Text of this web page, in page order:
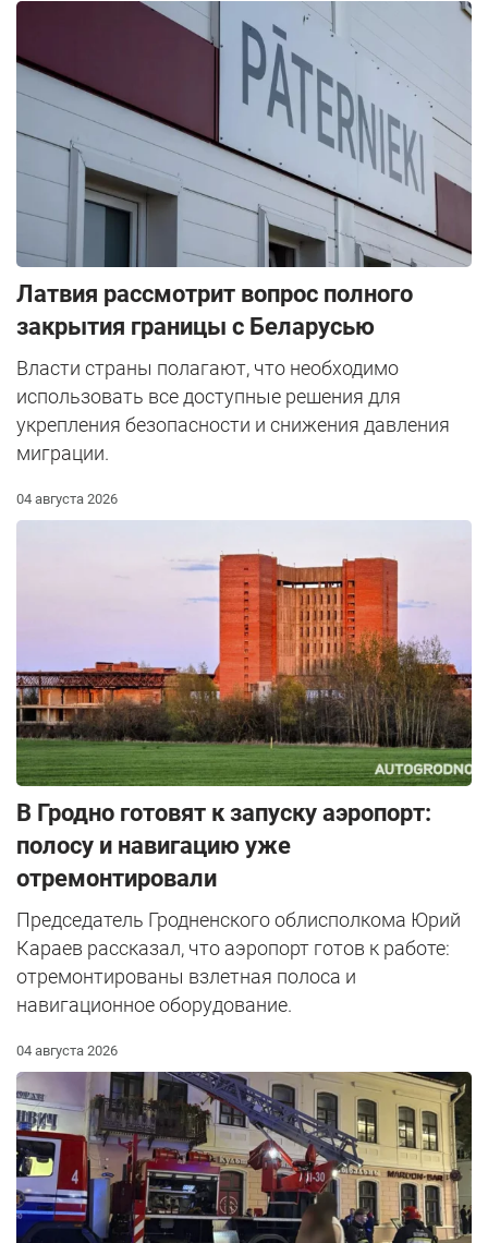
Латвия рассмотрит вопрос полного
закрытия границы с Беларусью
Власти страны полагают, что необходимо
использовать все доступные решения для
укрепления безопасности и снижения давления
миграции.
04 августа 2026
В Гродно готовят к запуску аэропорт:
полосу и навигацию уже
отремонтировали
Председатель Гродненского облисполкома Юрий
Караев рассказал, что аэропорт готов к работе:
отремонтированы взлетная полоса и
навигационное оборудование.
04 августа 2026